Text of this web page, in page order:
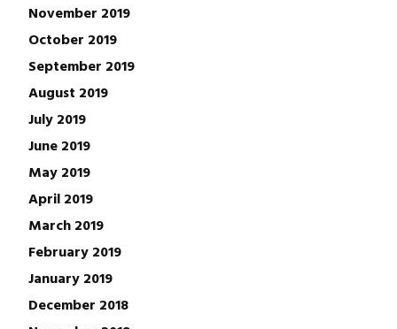
November 2019
October 2019
September 2019
August 2019
July 2019
June 2019
May 2019
April 2019
March 2019
February 2019
January 2019
December 2018